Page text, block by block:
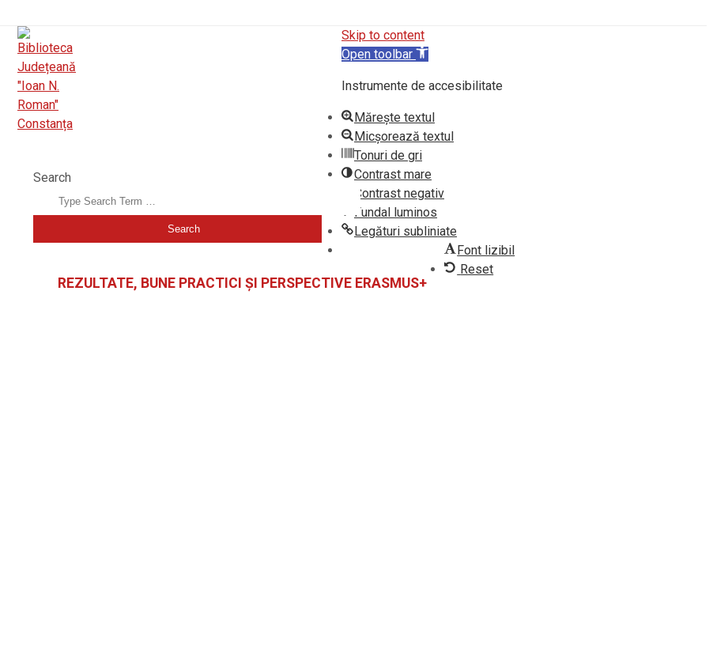
BIBLIOTECA JUDEȚEANĂ "IOAN N. ROMAN" CONSTANȚA
Search
REZULTATE, BUNE PRACTICI ȘI PERSPECTIVE ERASMUS+
Skip to content
Open toolbar
Instrumente de accesibilitate
Mărește textul
Micșorează textul
Tonuri de gri
Contrast mare
Contrast negativ
Fundal luminos
Legături subliniate
Font lizibil
Reset